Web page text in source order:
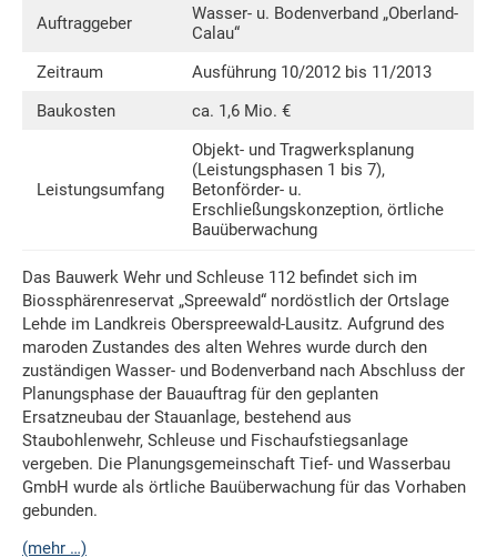
Auftraggeber
Wasser- u. Bodenverband „Oberland-
Calau“
Zeitraum
Ausführung 10/2012 bis 11/2013
Baukosten
ca. 1,6 Mio. €
Leistungsumfang
Objekt- und Tragwerksplanung
(Leistungsphasen 1 bis 7),
Betonförder- u.
Erschließungskonzeption, örtliche
Bauüberwachung
Das Bauwerk Wehr und Schleuse 112 befindet sich im
Biossphärenreservat „Spreewald“ nordöstlich der Ortslage
Lehde im Landkreis Oberspreewald-Lausitz. Aufgrund des
maroden Zustandes des alten Wehres wurde durch den
zuständigen Wasser- und Bodenverband nach Abschluss der
Planungsphase der Bauauftrag für den geplanten
Ersatzneubau der Stauanlage, bestehend aus
Staubohlenwehr, Schleuse und Fischaufstiegsanlage
vergeben. Die Planungsgemeinschaft Tief- und Wasserbau
GmbH wurde als örtliche Bauüberwachung für das Vorhaben
gebunden.
(mehr …)